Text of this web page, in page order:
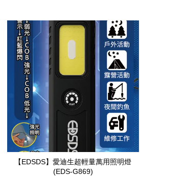
【EDSDS】愛迪生超輕量萬用照明燈
(EDS-G869)